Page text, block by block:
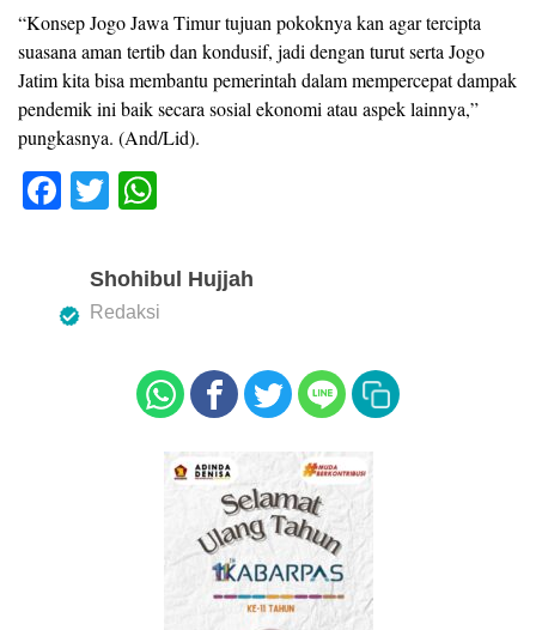
“Konsep Jogo Jawa Timur tujuan pokoknya kan agar tercipta
suasana aman tertib dan kondusif, jadi dengan turut serta Jogo
Jatim kita bisa membantu pemerintah dalam mempercepat dampak
pendemik ini baik secara sosial ekonomi atau aspek lainnya,”
pungkasnya. (And/Lid).
F
e
T
tt
er
at
s
p
p
Shohibul Hujjah
Redaksi